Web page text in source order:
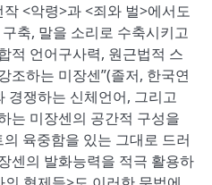
<악령>과 <죄와 벌>에서도
축, 말을 소리로 수축시키고
적 언어구사력, 원근법적 스
조하는 미장센”(졸저, 한국연
경쟁하는 신체언어, 그리고
는 미장센의 공간적 구성을
육중함을 있는 그대로 드러
센의 발화능력을 적극 활용하